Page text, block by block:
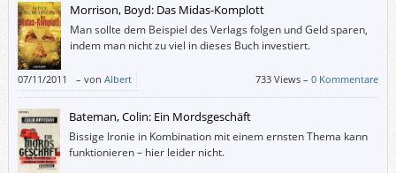
Morrison, Boyd: Das Midas-Komplott
Man sollte dem Beispiel des Verlags folgen und Geld sparen,
indem man nicht zu viel in dieses Buch investiert.
07/11/2011 – von Albert 733 Views –0 Kommentare
Bateman, Colin: Ein Mordsgeschäft
Bissige Ironie in Kombination mit einem ernsten Thema kann
funktionieren – hier leider nicht.